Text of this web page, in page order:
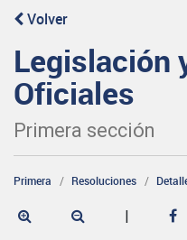
Volver
Legislación
Oficiales
Primera sección
Primera Resoluciones
|